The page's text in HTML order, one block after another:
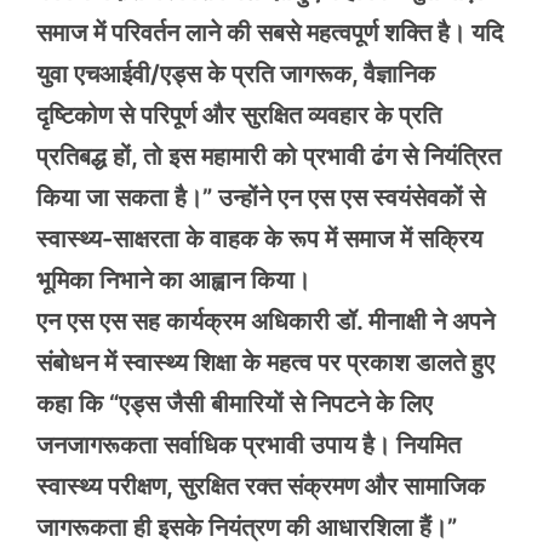
समाज में परिवर्तन लाने की सबसे महत्वपूर्ण शक्ति है। यदि
युवा एचआईवी/एड्स के प्रति जागरूक, वैज्ञानिक
दृष्टिकोण से परिपूर्ण और सुरक्षित व्यवहार के प्रति
प्रतिबद्ध हों, तो इस महामारी को प्रभावी ढंग से नियंत्रित
किया जा सकता है।” उन्होंने एन एस एस स्वयंसेवकों से
स्वास्थ्य-साक्षरता के वाहक के रूप में समाज में सक्रिय
भूमिका निभाने का आह्वान किया।
एन एस एस सह कार्यक्रम अधिकारी डॉ. मीनाक्षी ने अपने
संबोधन में स्वास्थ्य शिक्षा के महत्व पर प्रकाश डालते हुए
कहा कि “एड्स जैसी बीमारियों से निपटने के लिए
जनजागरूकता सर्वाधिक प्रभावी उपाय है। नियमित
स्वास्थ्य परीक्षण, सुरक्षित रक्त संक्रमण और सामाजिक
जागरूकता ही इसके नियंत्रण की आधारशिला हैं।”